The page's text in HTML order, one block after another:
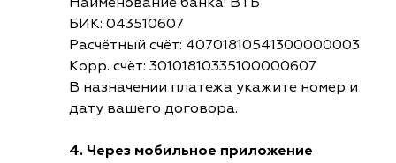
БИК: 043510607
Расчётный счёт: 40701810541300000003
Корр. счёт: 30101810335100000607
В назначении платежа укажите номер и
дату вашего договора.
4. Через мобильное приложение